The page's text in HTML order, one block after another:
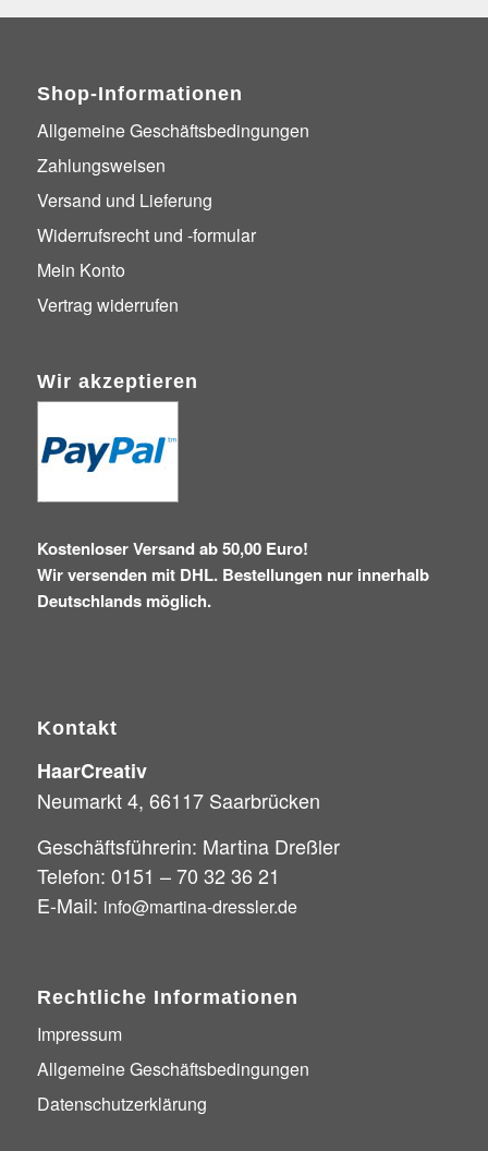
Shop-Informationen
Allgemeine Geschäftsbedingungen
Zahlungsweisen
Versand und Lieferung
Widerrufsrecht und -formular
Mein Konto
Vertrag widerrufen
Wir akzeptieren
Kostenloser Versand ab 50,00 Euro!
Wir versenden mit DHL. Bestellungen nur innerhalb
Deutschlands möglich.
Kontakt
HaarCreativ
Neumarkt 4, 66117 Saarbrücken
Geschäftsführerin: Martina Dreßler
Telefon: 0151 – 70 32 36 21
E-Mail: info@martina-dressler.de
Rechtliche Informationen
Impressum
Allgemeine Geschäftsbedingungen
Datenschutzerklärung